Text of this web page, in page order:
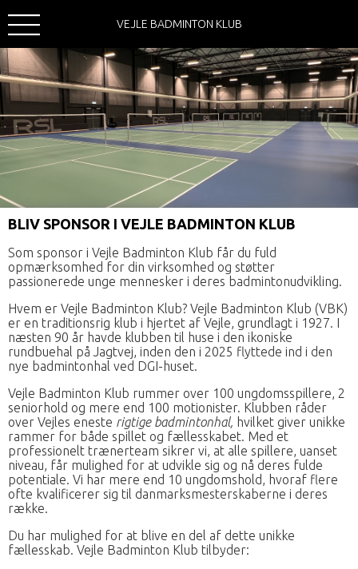
VEJLE BADMINTON KLUB
BLIV SPONSOR I VEJLE BADMINTON KLUB
Som sponsor i Vejle Badminton Klub får du fuld
opmærksomhed for din virksomhed og støtter
passionerede unge mennesker i deres badmintonudvikling.
Hvem er Vejle Badminton Klub? Vejle Badminton Klub (VBK)
er en traditionsrig klub i hjertet af Vejle, grundlagt i 1927. I
næsten 90 år havde klubben til huse i den ikoniske
rundbuehal på Jagtvej, inden den i 2025 flyttede ind i den
nye badmintonhal ved DGI-huset.
Vejle Badminton Klub rummer over 100 ungdomsspillere, 2
seniorhold og mere end 100 motionister. Klubben råder
over Vejles eneste rigtige badmintonhal, hvilket giver unikke
rammer for både spillet og fællesskabet. Med et
professionelt trænerteam sikrer vi, at alle spillere, uanset
niveau, får mulighed for at udvikle sig og nå deres fulde
potentiale. Vi har mere end 10 ungdomshold, hvoraf flere
ofte kvalificerer sig til danmarksmesterskaberne i deres
række.
Du har mulighed for at blive en del af dette unikke
fællesskab. Vejle Badminton Klub tilbyder: